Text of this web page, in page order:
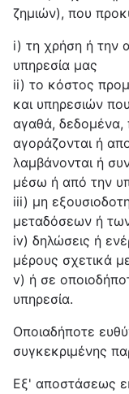
ζημιών), που
i) τη χρήση ή την
υπηρεσία μας
ii) το κόστος
και υπηρεσιών
αγαθά, δεδομένα,
αγοράζονται ή
λαμβάνονται ή
μέσω ή από την
iii) μη
μεταδόσεων ή
iv) δηλώσεις ή
μέρους σχετικά
v) ή σε
υπηρεσία.
Οποιαδήποτε
συγκεκριμένης
Εξ' αποστάσεως